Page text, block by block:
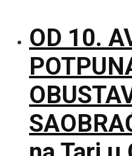
OD 10.